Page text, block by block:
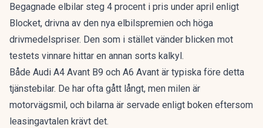
Begagnade elbilar steg 4 procent i pris under april enligt
Blocket, drivna av den nya elbilspremien och höga
drivmedelspriser. Den som i stället vänder blicken mot
testets vinnare hittar en annan sorts kalkyl.
Både Audi A4 Avant B9 och A6 Avant är typiska före detta
tjänstebilar. De har ofta gått långt, men milen är
motorvägsmil, och bilarna är servade enligt boken eftersom
leasingavtalen krävt det.